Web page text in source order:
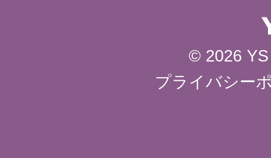
© 2026
プライバシー